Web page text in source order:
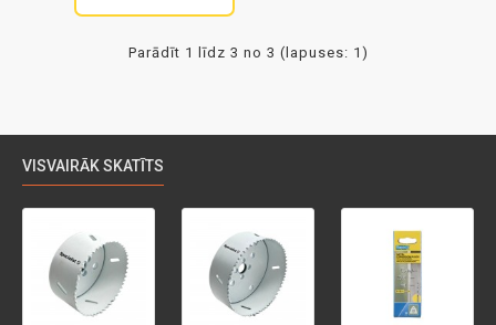
Parādīt 1 līdz 3 no 3 (lapuses: 1)
VISVAIRĀK SKATĪTS